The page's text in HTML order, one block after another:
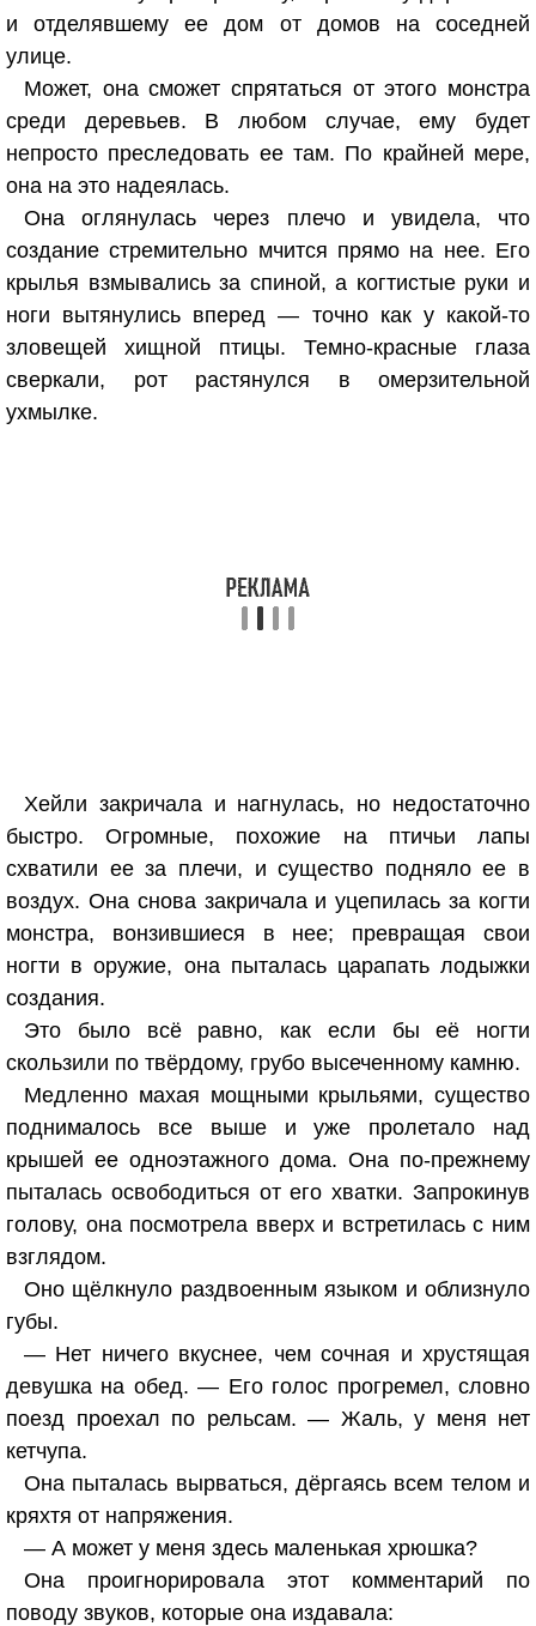
и отделявшему ее дом от домов на соседней
улице.
Может, она сможет спрятаться от этого монстра
среди деревьев. В любом случае, ему будет
непросто преследовать ее там. По крайней мере,
она на это надеялась.
Она оглянулась через плечо и увидела, что
создание стремительно мчится прямо на нее. Его
крылья взмывались за спиной, а когтистые руки и
ноги вытянулись вперед — точно как у какой-то
зловещей хищной птицы. Темно-красные глаза
сверкали, рот растянулся в омерзительной
ухмылке.
Хейли закричала и нагнулась, но недостаточно
быстро. Огромные, похожие на птичьи лапы
схватили ее за плечи, и существо подняло ее в
воздух. Она снова закричала и уцепилась за когти
монстра, вонзившиеся в нее; превращая свои
ногти в оружие, она пыталась царапать лодыжки
создания.
Это было всё равно, как если бы её ногти
скользили по твёрдому, грубо высеченному камню.
Медленно махая мощными крыльями, существо
поднималось все выше и уже пролетало над
крышей ее одноэтажного дома. Она по-прежнему
пыталась освободиться от его хватки. Запрокинув
голову, она посмотрела вверх и встретилась с ним
взглядом.
Оно щёлкнуло раздвоенным языком и облизнуло
губы.
— Нет ничего вкуснее, чем сочная и хрустящая
девушка на обед. — Его голос прогремел, словно
поезд проехал по рельсам. — Жаль, у меня нет
кетчупа.
Она пыталась вырваться, дёргаясь всем телом и
кряхтя от напряжения.
— А может у меня здесь маленькая хрюшка?
Она проигнорировала этот комментарий по
поводу звуков, которые она издавала: